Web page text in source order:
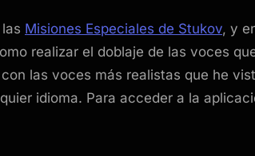
Misiones Especiales de Stukov, y
realizar el doblaje de las voces
las voces más realistas que he
idioma. Para acceder a la